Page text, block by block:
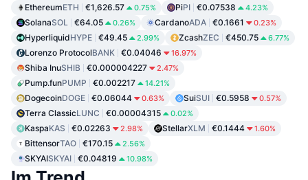
EthereumETH €1,626.57 0.75% PiPI €0.07538 4.23%
SolanaSOL €64.05 0.26% CardanoADA €0.1661 0.23%
HyperliquidHYPE €49.45 2.99% ZcashZEC €450.75 6.77%
Lorenzo ProtocolBANK €0.04046 16.97%
Shiba InuSHIB €0.000004227 2.47%
Pump.funPUMP €0.002217 14.21%
DogecoinDOGE €0.06044 0.63% SuiSUI €0.5958 0.57%
Terra ClassicLUNC €0.00004315 0.02%
KaspaKAS €0.02263 2.98% StellarXLM €0.1444 1.60%
BittensorTAO €170.15 2.56%
SKYAISKYAI €0.04819 10.98%